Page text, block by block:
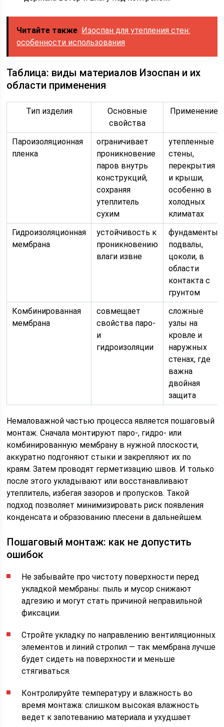
Читайте также Изоспан для утепления стен:
особенности использования
Таблица: виды материалов Изоспан и их
области применения
Тип изделия
Основные
свойства
Применение
Пароизоляционная
пленка
ограничивает
проникновение
паров внутрь
конструкций,
сохраняя
утеплитель
сухим
утепленные
стены,
перекрытия
и крыши,
особенно в
холодных
климатах
Гидроизоляционная
мембрана
устойчивость к
проникновению
влаги извне
фундаменты,
подвалы,
цоколи, в
области
контакта с
грунтом
Комбинированная
мембрана
совмещает
свойства паро-
и
гидроизоляции
сложные
узлы на
кровле и
наружных
стенах, где
важна
двойная
защита
Немаловажной частью процесса является пошаговый
монтаж. Сначала монтируют паро-, гидро- или
комбинированную мембрану в нужной плоскости,
аккуратно подгоняют стыки и закрепляют их по
краям. Затем проводят герметизацию швов. И только
после этого укладывают или восстанавливают
утеплитель, избегая зазоров и пропусков. Такой
подход позволяет минимизировать риск появления
конденсата и образованию плесени в дальнейшем.
Пошаговый монтаж: как не допустить
ошибок
Не забывайте про чистоту поверхности перед
укладкой мембраны: пыль и мусор снижают
адгезию и могут стать причиной неправильной
фиксации.
Стройте укладку по направлению вентиляционных
элементов и линий стропил — так мембрана лучше
будет сидеть на поверхности и меньше
стягиваться.
Контролируйте температуру и влажность во
время монтажа: слишком высокая влажность
ведет к запотеванию материала и ухудшает